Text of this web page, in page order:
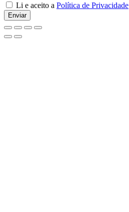
Li e aceito a Política de Privacidade
Enviar